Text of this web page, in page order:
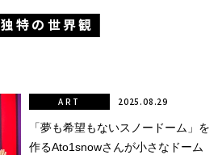
独特の世界観
「夢も希望もないスノードーム」を
作るAto1snowさんが小さなドーム
ART 2025.08.29